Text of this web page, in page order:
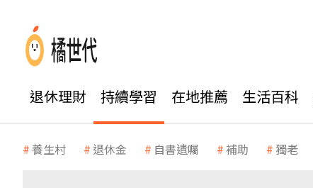
退休理財 持續學習 在地推薦 生活百科
養生村 退休金 自書遺囑 補助 獨老